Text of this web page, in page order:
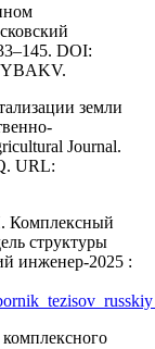
DOI:
земли
Journal.
URL:
Комплексный
структуры
инженер-2025 :